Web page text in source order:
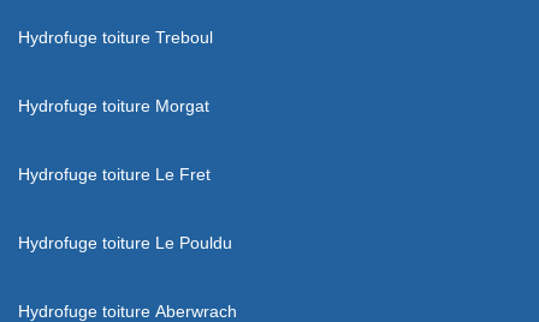
Hydrofuge toiture Treboul
Hydrofuge toiture Morgat
Hydrofuge toiture Le Fret
Hydrofuge toiture Le Pouldu
Hydrofuge toiture Aberwrach